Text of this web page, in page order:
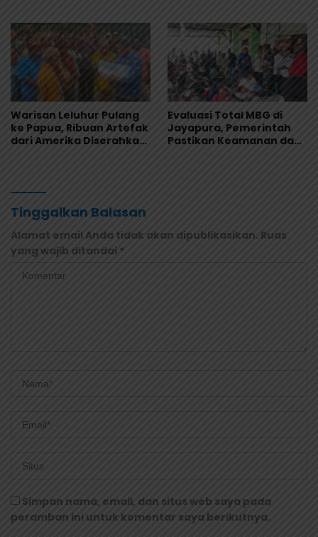
Warisan Leluhur Pulang
ke Papua, Ribuan Artefak
dari Amerika Diserahkan
Evaluasi Total MBG di
Jayapura, Pemerintah
Pastikan Keamanan dan
Tinggalkan Balasan
Alamat email Anda tidak akan dipublikasikan. Ruas
yang wajib ditandai *
Simpan nama, email, dan situs web saya pada
peramban ini untuk komentar saya berikutnya.